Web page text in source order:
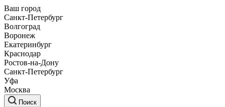
Ваш город
Санкт-Петербург
Волгоград
Воронеж
Екатеринбург
Краснодар
Ростов-на-Дону
Санкт-Петербург
Уфа
Москва
Поиск